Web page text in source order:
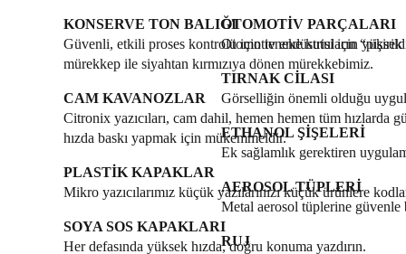
KONSERVE TON BALIĞI
Güvenli, etkili proses kontrolü için teneke kutuların
mürekkep ile siyahtan kırmızıya dönen mürekkebimiz.
CAM KAVANOZLAR
Citronix yazıcıları, cam dahil, hemen hemen tüm hızlarda
hızda baskı yapmak için mükemmeldir.
PLASTİK KAPAKLAR
Mikro yazıcılarımız küçük yazılarınızı küçük ürünlere
SOYA SOS KAPAKLARI
Her defasında yüksek hızda, doğru konuma yazdırın.
OTOMOTİV PARÇALARI
Otomotiv endüstrisi için yüksek
TIRNAK CİLASI
Görselliğin önemli olduğu
ETHANOL ŞİŞELERİ
Ek sağlamlık gerektiren
AEROSOL TÜPLERİ
Metal aerosol tüplerine güvenle
RUJ